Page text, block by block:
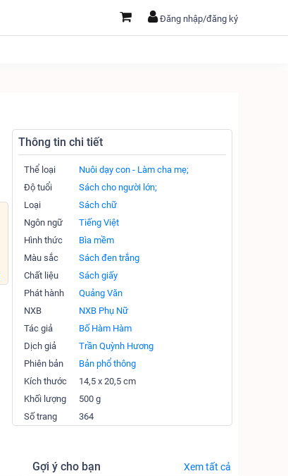
Đăng nhập/đăng ký
Thông tin chi tiết
Thể loại
Nuôi dạy con - Làm cha mẹ;
Độ tuổi
Sách cho người lớn;
Loại
Sách chữ
Ngôn ngữ
Tiếng Việt
Hình thức
Bìa mềm
Màu sắc
Sách đen trắng
Chất liệu
Sách giấy
Phát hành
Quảng Văn
NXB
NXB Phụ Nữ
Tác giả
Bố Hàm Hàm
Dịch giả
Trần Quỳnh Hương
Phiên bản
Bản phổ thông
Kích thước
14,5 x 20,5 cm
Khối lượng
500 g
Số trang
364
Gợi ý cho bạn Xem tất cả